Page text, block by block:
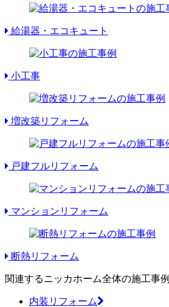
給湯器・エコキュート
小工事
増改築リフォーム
戸建フルリフォーム
マンションリフォーム
断熱リフォーム
関連するニッカホーム全体の施工事例
内装リフォーム